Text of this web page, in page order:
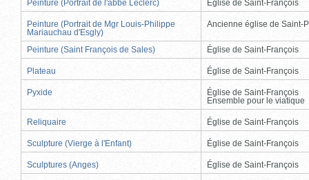
Peinture (Portrait de l'abbé Leclerc) Église de Saint-François
Peinture (Portrait de Mgr Louis-Philippe
Mariauchau d'Esgly)
Ancienne église de Saint-
Peinture (Saint François de Sales) Église de Saint-François
Plateau Église de Saint-François
Pyxide
Église de Saint-François
Ensemble pour le viatique
Reliquaire Église de Saint-François
Sculpture (Vierge à l'Enfant) Église de Saint-François
Sculptures (Anges) Église de Saint-François